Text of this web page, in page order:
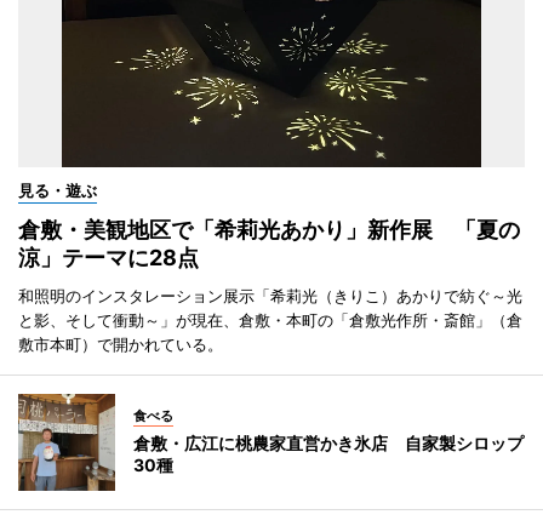
見る・遊ぶ
倉敷・美観地区で「希莉光あかり」新作展 「夏の
涼」テーマに28点
和照明のインスタレーション展示「希莉光（きりこ）あかりで紡ぐ～光
と影、そして衝動～」が現在、倉敷・本町の「倉敷光作所・斎館」（倉
敷市本町）で開かれている。
食べる
倉敷・広江に桃農家直営かき氷店 自家製シロップ
30種